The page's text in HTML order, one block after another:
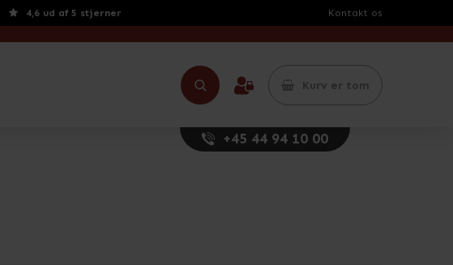
4,6 ud af 5 stjerner Kontakt os
Kurv er tom
+45 44 94 10 00